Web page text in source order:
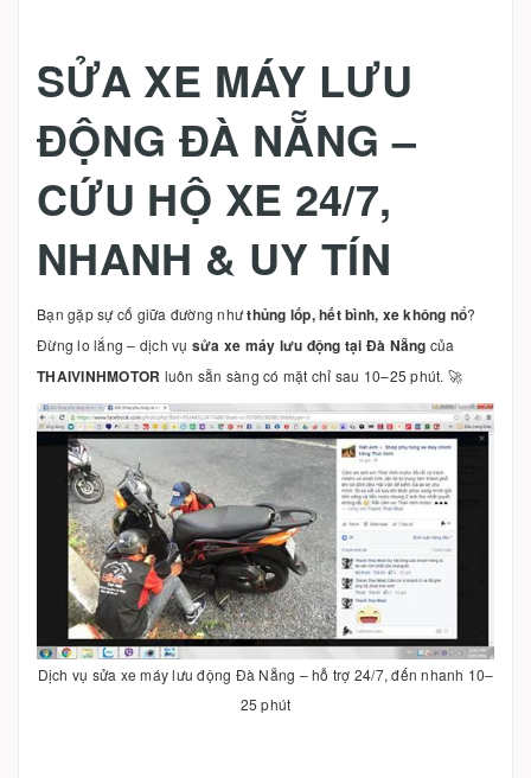
SỬA XE MÁY LƯU
ĐỘNG ĐÀ NẴNG –
CỨU HỘ XE 24/7,
NHANH & UY TÍN
Bạn gặp sự cố giữa đường nhưthủng lốp, hết bình, xe không nổ?
Đừng lo lắng – dịch vụ sửa xe máy lưu động tại Đà Nẵng của
THAIVINHMOTOR luôn sẵn sàng có mặt chỉ sau 10–25 phút. 🚀
Dịch vụ sửa xe máy lưu động Đà Nẵng – hỗ trợ 24/7, đến nhanh 10–
25 phút